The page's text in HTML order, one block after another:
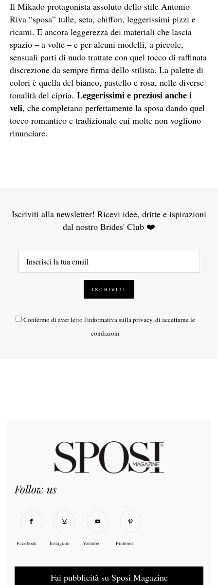
Il Mikado protagonista assoluto dello stile Antonio
Riva “sposa” tulle, seta, chiffon, leggerissimi pizzi e
ricami. E ancora leggerezza dei materiali che lascia
spazio – a volte – e per alcuni modelli, a piccole,
sensuali parti di nudo trattate con quel tocco di raffinata
discrezione da sempre firma dello stilista. La palette di
colori è quella del bianco, pastello e rosa, nelle diverse
tonalità del cipria. Leggerissimi e preziosi anche i
veli, che completano perfettamente la sposa dando quel
tocco romantico e tradizionale cui molte non vogliono
rinunciare.
Iscriviti alla newsletter! Ricevi idee, dritte e ispirazioni
dal nostro Brides' Club ❤️
Confermo di aver letto l'informativa sulla privacy, di accettarne le
condizioni
Follow us
Facebook Instagram Youtube Pinterest
Fai pubblicità su Sposi Magazine